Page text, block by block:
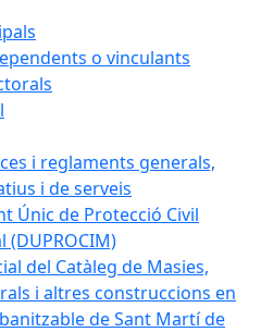
o vinculants
i reglaments generals,
i de serveis
Únic de Protecció Civil
(DUPROCIM)
del Catàleg de Masies,
i altres construccions en
de Sant Martí de